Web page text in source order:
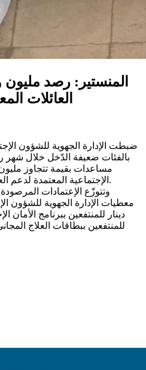
العائلات
ضبطت الإدارة الجهوية للشؤون
بالفئات ضعيفة الدّخل خلال
الإجتماعية المعتمدة لدعم العائلات المعوزة ومحدودة الدّخل.
وتتوزّع الإعتمادات